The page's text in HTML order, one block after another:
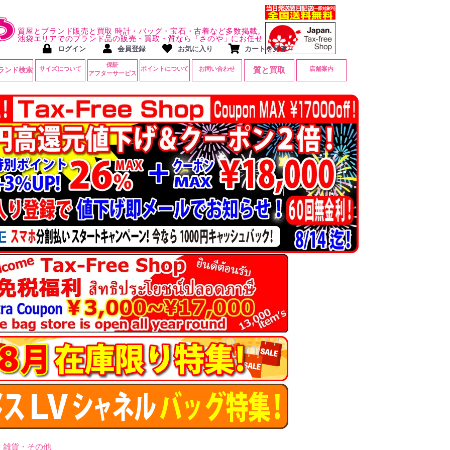
質屋とブランド販売と買取 時計・バッグ・宝石・古着など多数掲載。
池袋エリアでのブランド品の販売・買取・質なら「さのや」にお任せ
ログイン 会員登録 お気に入り カートを見る
ンド検索 サイズについて
保証
アフターサービス
ポイントについて お問い合わせ 質と買取 店舗案内
雑貨・その他